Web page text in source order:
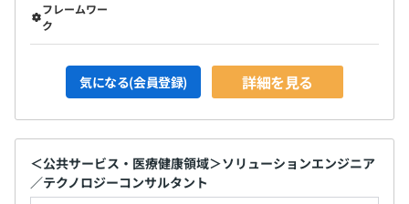
フレームワー
ク
気になる(会員登録) 詳細を見る
＜公共サービス・医療健康領域＞ソリューションエンジニア
／テクノロジーコンサルタント